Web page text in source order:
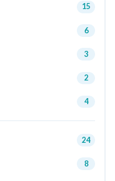
15
6
3
2
4
24
8